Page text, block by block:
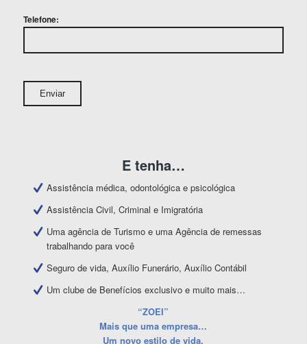
Telefone:
E tenha…
Assistência médica, odontológica e psicológica
Assistência Civil, Criminal e Imigratória
Uma agência de Turismo e uma Agência de remessas
trabalhando para você
Seguro de vida, Auxílio Funerário, Auxílio Contábil
Um clube de Benefícios exclusivo e muito mais…
“ZOEI”
Mais que uma empresa…
Um novo estilo de vida.